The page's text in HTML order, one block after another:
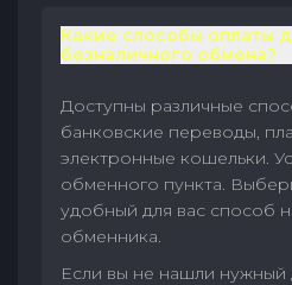
Какие способы оплаты
безналичного обмена?
Доступны различные
банковские переводы,
электронные кошельки.
обменного пункта.
удобный для вас способ
обменника.
Если вы не нашли нужный